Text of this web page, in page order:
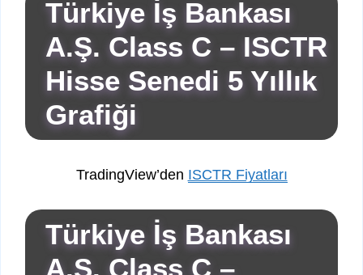
Türkiye İş Bankası
A.Ş. Class C – ISCTR
Hisse Senedi 5 Yıllık
Grafiği
TradingView’den ISCTR Fiyatları
Türkiye İş Bankası
A.Ş. Class C –